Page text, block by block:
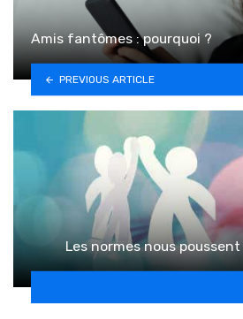
Amis fantômes : pourquoi ?
PREVIOUS ARTICLE
Les normes nous